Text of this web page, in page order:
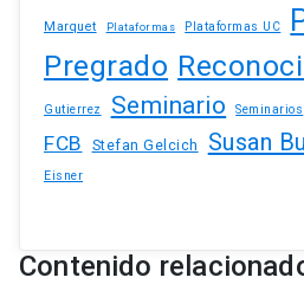
Marquet Plataformas Plataformas UC
Pregrado
Gutierrez Seminario Seminarios
FCB
Stefan Gelcich Susan
Eisner
Contenido